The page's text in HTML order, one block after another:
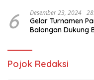
6 Desember 23, 2024
Gelar Turnamen
Balongan Dukung
Pojok Redaksi